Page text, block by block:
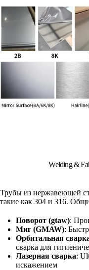
Welding &
Трубы из нержавеющей
такие как 304 и 316.
Поворот (gtaw):
Миг (GMAW):
Орбитальная
сварка для
Лазерная сварка:
искажением